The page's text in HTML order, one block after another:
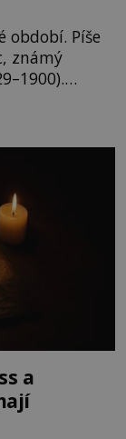
období. Píše
známý
a